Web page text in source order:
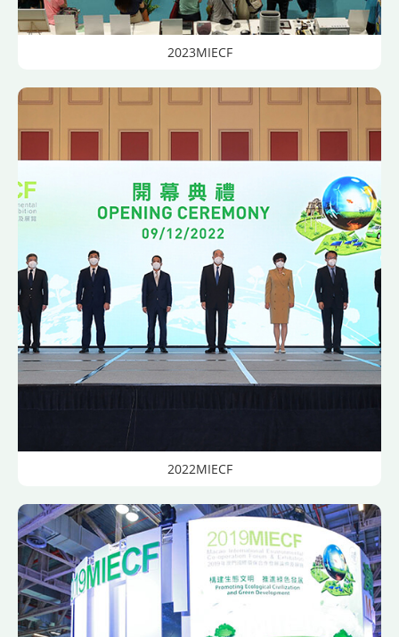
2023MIECF
2022MIECF